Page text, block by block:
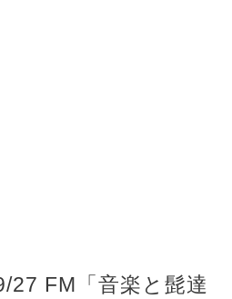
27 FM「音楽と髭達